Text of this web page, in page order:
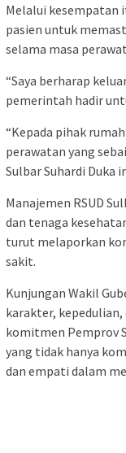
Melalui kesempatan
pasien untuk
selama masa
“Saya berharap
pemerintah hadir
“Kepada pihak
perawatan yang
Sulbar Suhardi Duka
Manajemen RSUD
dan tenaga
turut melaporkan
sakit.
Kunjungan Wakil
karakter, kepedulian,
komitmen Pemprov
yang tidak hanya
dan empati dalam